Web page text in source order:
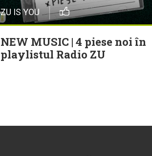
ZU IS YOU
NEW MUSIC | 4 piese noi în
playlistul Radio ZU